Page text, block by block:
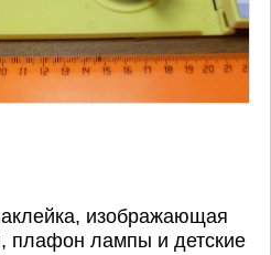
изображающая
плафон лампы и детские